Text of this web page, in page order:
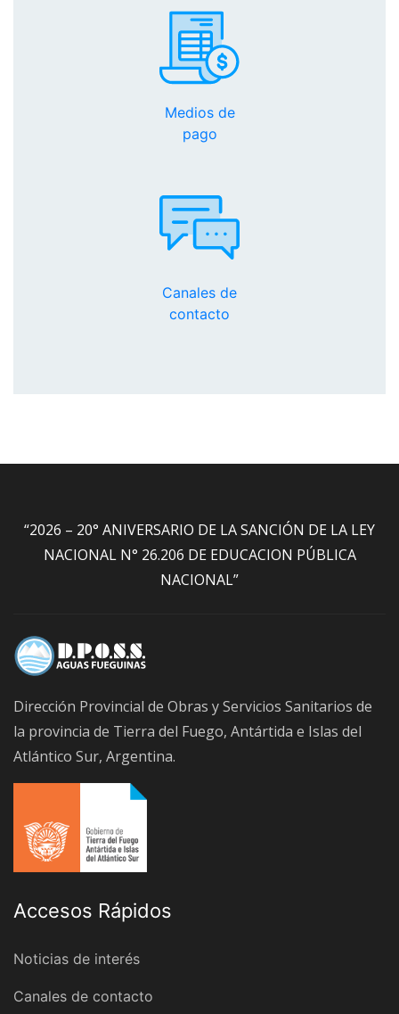
Medios de
pago
Canales de
contacto
“2026 – 20° ANIVERSARIO DE LA SANCIÓN DE LA LEY
NACIONAL N° 26.206 DE EDUCACION PÚBLICA
NACIONAL”
Dirección Provincial de Obras y Servicios Sanitarios de
la provincia de Tierra del Fuego, Antártida e Islas del
Atlántico Sur, Argentina.
Accesos Rápidos
Noticias de interés
Canales de contacto